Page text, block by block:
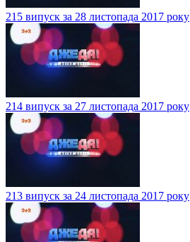
215 випуск за 28 листопада 2017 року
214 випуск за 27 листопада 2017 року
213 випуск за 24 листопада 2017 року